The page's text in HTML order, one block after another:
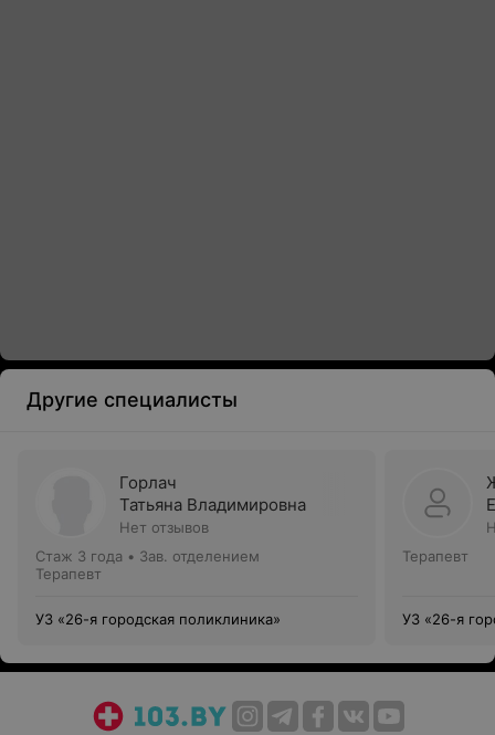
Другие специалисты
Горлач
Татьяна Владимировна
Нет отзывов
Стаж 3 года • Зав. отделением
Терапевт
УЗ «26-я городская поликлиника»
Терапевт
УЗ «26-я